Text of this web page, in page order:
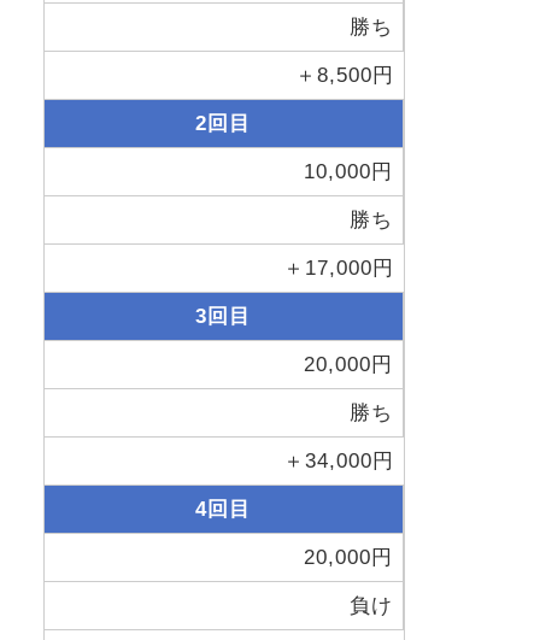
勝ち
＋8,500円
2回目
10,000円
勝ち
＋17,000円
3回目
20,000円
勝ち
＋34,000円
4回目
20,000円
負け